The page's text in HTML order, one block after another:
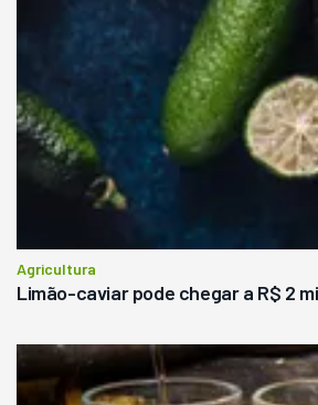
Agricultura
Limão-caviar pode chegar a R$ 2